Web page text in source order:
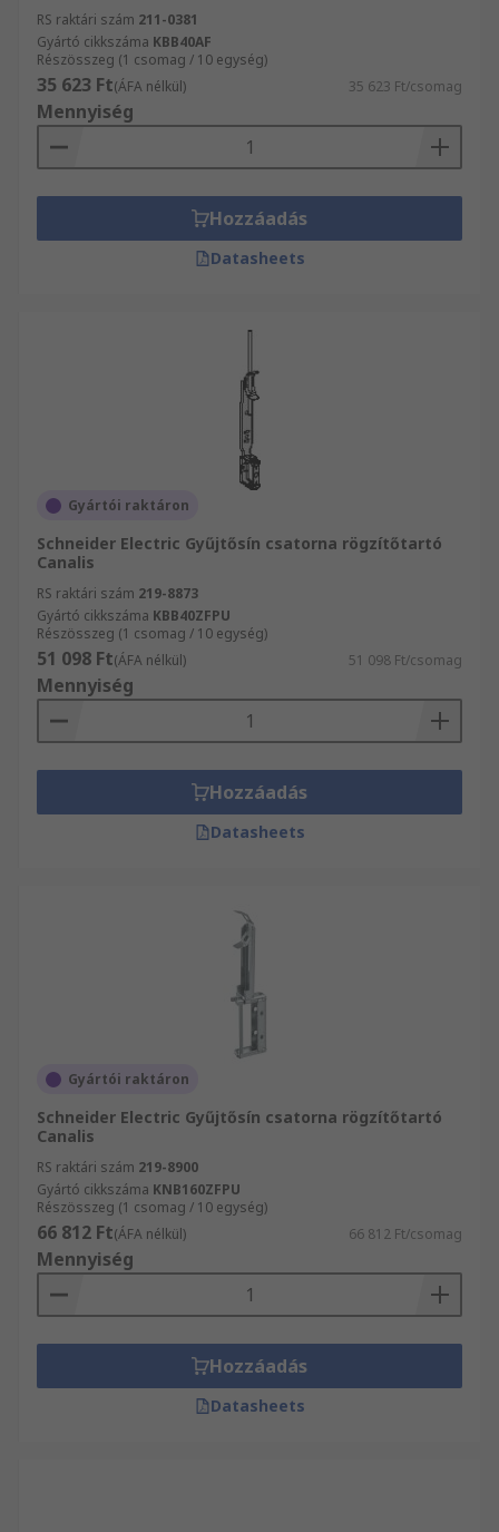
RS raktári szám 211-0381
Gyártó cikkszáma KBB40AF
Részösszeg (1 csomag / 10 egység)
35 623 Ft(ÁFA nélkül) 35 623 Ft/csomag
Mennyiség
Hozzáadás
Datasheets
Gyártói raktáron
Schneider Electric Gyűjtősín csatorna rögzítőtartó
Canalis
RS raktári szám 219-8873
Gyártó cikkszáma KBB40ZFPU
Részösszeg (1 csomag / 10 egység)
51 098 Ft(ÁFA nélkül) 51 098 Ft/csomag
Mennyiség
Hozzáadás
Datasheets
Gyártói raktáron
Schneider Electric Gyűjtősín csatorna rögzítőtartó
Canalis
RS raktári szám 219-8900
Gyártó cikkszáma KNB160ZFPU
Részösszeg (1 csomag / 10 egység)
66 812 Ft(ÁFA nélkül) 66 812 Ft/csomag
Mennyiség
Hozzáadás
Datasheets